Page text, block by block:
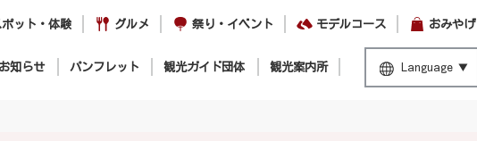
ポット・体験 グルメ 祭り・イベント モデルコース おみやげ
お知らせ パンフレット 観光ガイド団体 観光案内所 Language